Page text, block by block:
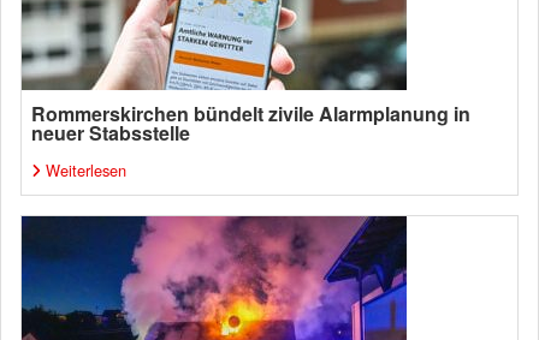
Rommerskirchen bündelt zivile Alarmplanung in
neuer Stabsstelle
Weiterlesen